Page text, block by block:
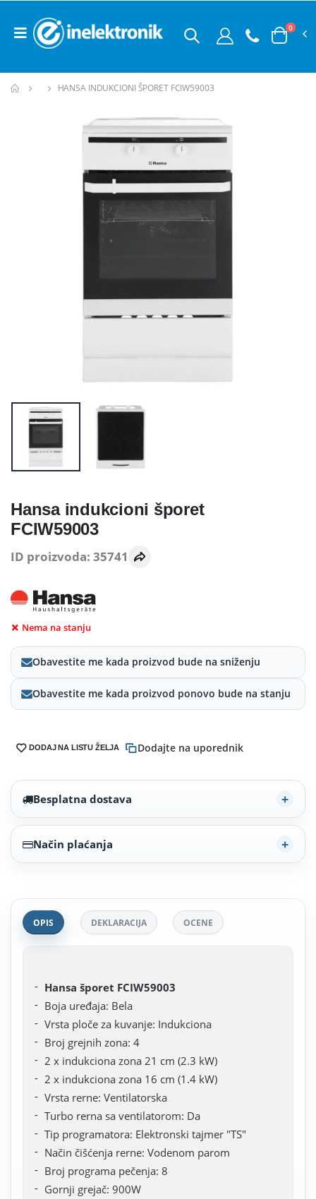
0
HANSA INDUKCIONI ŠPORET FCIW59003
Hansa indukcioni šporet
FCIW59003
ID proizvoda: 35741
Nema na stanju
Obavestite me kada proizvod bude na sniženju
Obavestite me kada proizvod ponovo bude na stanju
DODAJ NA LISTU ŽELJA Dodajte na uporednik
Besplatna dostava
Način plaćanja
OPIS DEKLARACIJA OCENE
Hansa šporet FCIW59003
Boja uređaja: Bela
Vrsta ploče za kuvanje: Indukciona
Broj grejnih zona: 4
2 x indukciona zona 21 cm (2.3 kW)
2 x indukciona zona 16 cm (1.4 kW)
Vrsta rerne: Ventilatorska
Turbo rerna sa ventilatorom: Da
Tip programatora: Elektronski tajmer "TS"
Način čišćenja rerne: Vodenom parom
Broj programa pečenja: 8
Gornji grejač: 900W